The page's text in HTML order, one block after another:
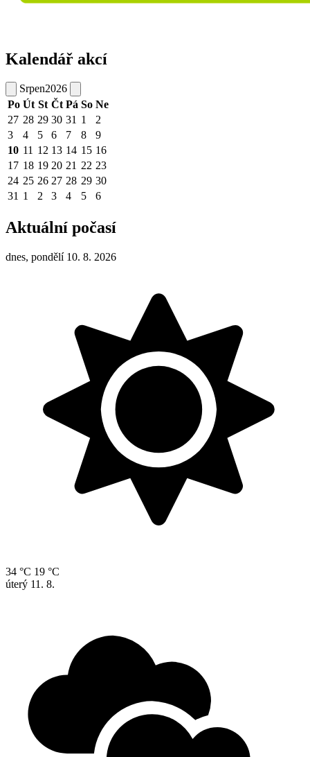
Kalendář akcí
Srpen2026
Po Út St Čt Pá So Ne
27 28 29 30 31 1
2
3
4 5 6 7 8
9
10 11 12 13 14 15 16
17 18 19 20 21 22 23
24 25 26 27 28 29 30
31 1 2 3 4 5 6
Aktuální počasí
dnes, pondělí 10. 8. 2026
34 °C 19 °C
úterý 11. 8.